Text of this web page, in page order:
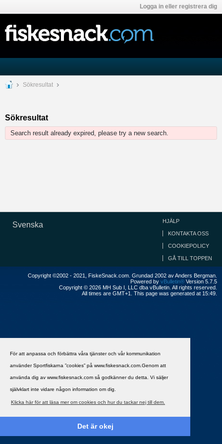
För att anpassa och förbättra våra tjänster och vår kommunikation
använder Sportfiskarna ”cookies” på www.fiskesnack.com.Genom att
använda dig av www.fiskesnack.com så godkänner du detta. Vi säljer
självklart inte vidare någon information om dig.
Klicka här för att läsa mer om cookies och hur du tackar nej till dem.
Det är okej
Logga in eller registrera dig
Sökresultat
Sökresultat
Search result already expired, please try a new search.
Svenska HJÄLP
KONTAKTA OSS
COOKIEPOLICY
GÅ TILL TOPPEN
Copyright ©2002 - 2021, FiskeSnack.com. Grundad 2002 av Anders Bergman.
Powered by vBulletin® Version 5.7.5
Copyright © 2026 MH Sub I, LLC dba vBulletin. All rights reserved.
All times are GMT+1. This page was generated at 15:49.